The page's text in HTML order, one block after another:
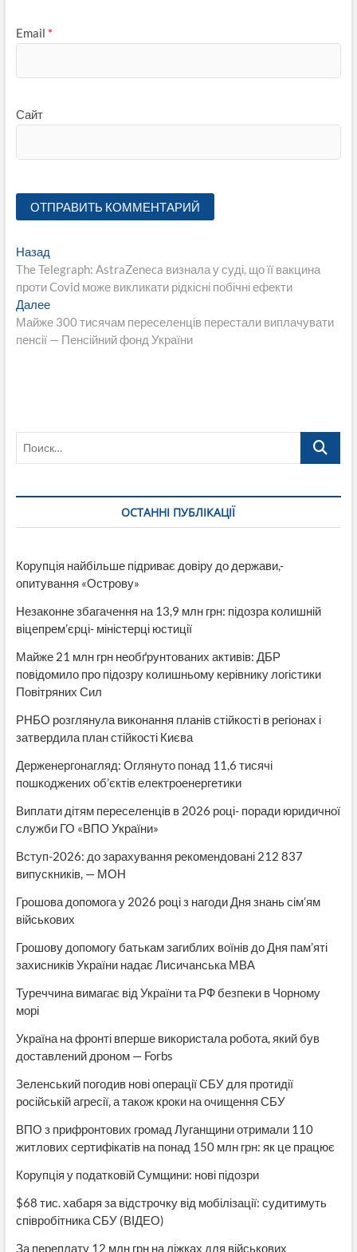
Email *
Сайт
Навигация
по
записям
НазадПредыдущая
запись:
The Telegraph: AstraZeneca визнала у суді, що її вакцина
проти Covid може викликати рідкісні побічні ефекти
ДалееСледующая
запись:
Майже 300 тисячам переселенців перестали виплачувати
пенсії — Пенсійний фонд України
Поиск…
ОСТАННІ ПУБЛІКАЦІЇ
Корупція найбільше підриває довіру до держави,-
опитування «Острову»
Незаконне збагачення на 13,9 млн грн: підозра колишній
віцепрем’єрці- міністерці юстиції
Майже 21 млн грн необґрунтованих активів: ДБР
повідомило про підозру колишньому керівнику логістики
Повітряних Сил
РНБО розглянула виконання планів стійкості в регіонах і
затвердила план стійкості Києва
Держенергонагляд: Оглянуто понад 11,6 тисячі
пошкоджених об’єктів електроенергетики
Виплати дітям переселенців в 2026 році- поради юридичної
служби ГО «ВПО України»
Вступ-2026: до зарахування рекомендовані 212 837
випускників, — МОН
Грошова допомога у 2026 році з нагоди Дня знань сім’ям
військових
Грошову допомогу батькам загиблих воїнів до Дня пам’яті
захисників України надає Лисичанська МВА
Туреччина вимагає від України та РФ безпеки в Чорному
морі
Україна на фронті вперше використала робота, який був
доставлений дроном — Forbs
Зеленський погодив нові операції СБУ для протидії
російській агресії, а також кроки на очищення СБУ
ВПО з прифронтових громад Луганщини отримали 110
житлових сертифікатів на понад 150 млн грн: як це працює
Корупція у податковій Сумщини: нові підозри
$68 тис. хабаря за відстрочку від мобілізації: судитимуть
співробітника СБУ (ВІДЕО)
За переплату 12 млн грн на ліжках для військових